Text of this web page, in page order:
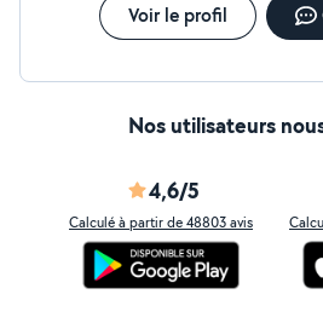
demandes mais
lorsque j'ai déjà épuisé le
Voir le profil
Nos utilisateurs
4,6/5
Calculé à partir de 48803 avis